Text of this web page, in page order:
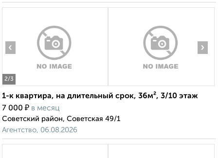
2/3
‹ ›
1-к квартира, на длительный срок, 36м², 3/10 этаж
7 000 ₽ в месяц
Советский район, Советская 49/1
Агентство, 06.08.2026